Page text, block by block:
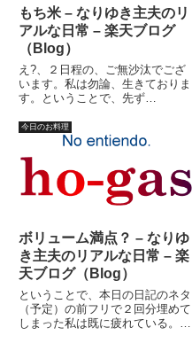
もち米 – なりゆき主夫のリ
アルな日常 – 楽天ブログ
（Blog）
え?、２日程の、ご無沙汰でござ
います。私は勿論、生きておりま
す。ということで、先ず
す。生きててよかった?と思った
方々は、バシバシクリック！！！
ありがとうございます！日記書か
ないと、露骨にランク下がりま
す。（８０位...
今日のお料理
ボリューム満点？ – なりゆ
き主夫のリアルな日常 – 楽
天ブログ（Blog）
ということで、本日の日記のネタ
（予定）の前フリで２回分埋めて
しまった私は既に疲れている。